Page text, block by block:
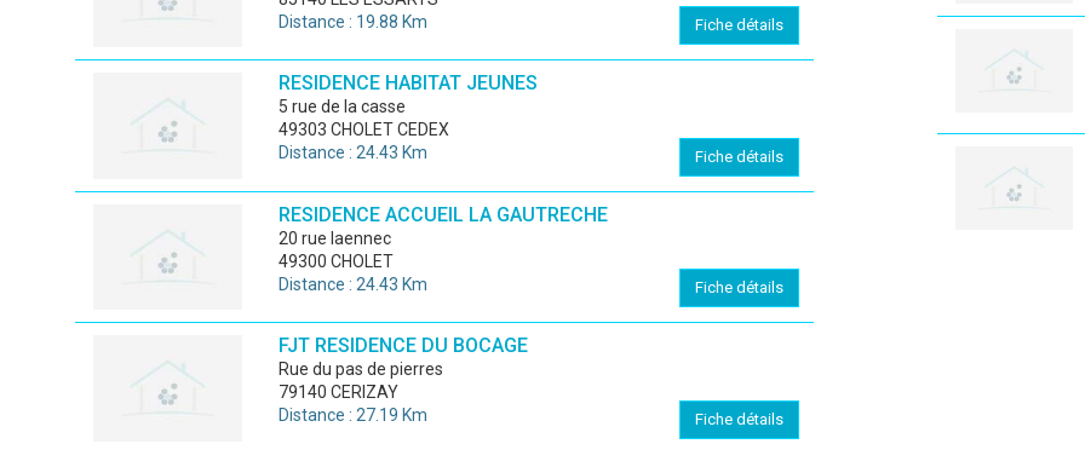
Distance : 19.88 Km
Fiche détails
RESIDENCE HABITAT JEUNES
5 rue de la casse
49303 CHOLET CEDEX
Distance : 24.43 Km
Fiche détails
RESIDENCE ACCUEIL LA GAUTRECHE
20 rue laennec
49300 CHOLET
Distance : 24.43 Km
Fiche détails
FJT RESIDENCE DU BOCAGE
rue du pas de pierres
79140 CERIZAY
Distance : 27.19 Km
Fiche détails